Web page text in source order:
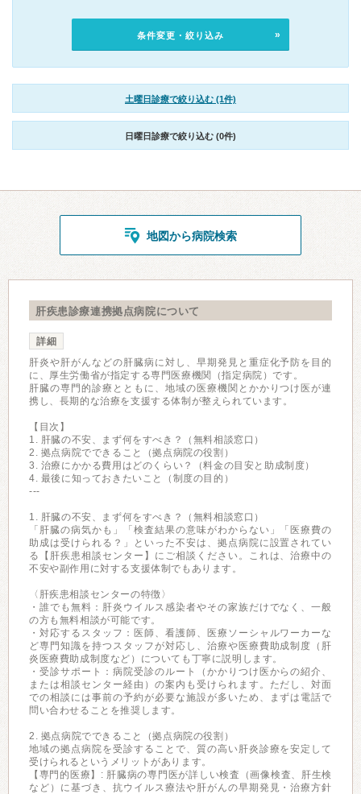
条件変更・絞り込み
土曜日診療で絞り込む (1件)
日曜日診療で絞り込む (0件)
地図から病院検索
肝疾患診療連携拠点病院について
詳細
肝炎や肝がんなどの肝臓病に対し、早期発見と重症化予防を目的
に、厚生労働省が指定する専門医療機関（指定病院）です。
肝臓の専門的診療とともに、地域の医療機関とかかりつけ医が連
携し、長期的な治療を支援する体制が整えられています。
【目次】
1. 肝臓の不安、まず何をすべき？（無料相談窓口）
2. 拠点病院でできること（拠点病院の役割）
3. 治療にかかる費用はどのくらい？（料金の目安と助成制度）
4. 最後に知っておきたいこと（制度の目的）
---
1. 肝臓の不安、まず何をすべき？（無料相談窓口）
「肝臓の病気かも」「検査結果の意味がわからない」「医療費の
助成は受けられる？」といった不安は、拠点病院に設置されてい
る【肝疾患相談センター】にご相談ください。これは、治療中の
不安や副作用に対する支援体制でもあります。
〈肝疾患相談センターの特徴〉
・誰でも無料：肝炎ウイルス感染者やその家族だけでなく、一般
の方も無料相談が可能です。
・対応するスタッフ：医師、看護師、医療ソーシャルワーカーな
ど専門知識を持つスタッフが対応し、治療や医療費助成制度（肝
炎医療費助成制度など）についても丁寧に説明します。
・受診サポート：病院受診のルート（かかりつけ医からの紹介、
または相談センター経由）の案内も受けられます。ただし、対面
での相談には事前の予約が必要な施設が多いため、まずは電話で
問い合わせることを推奨します。
2. 拠点病院でできること（拠点病院の役割）
地域の拠点病院を受診することで、質の高い肝炎診療を安定して
受けられるというメリットがあります。
【専門的医療】: 肝臓病の専門医が詳しい検査（画像検査、肝生検
など）に基づき、抗ウイルス療法や肝がんの早期発見・治療方針